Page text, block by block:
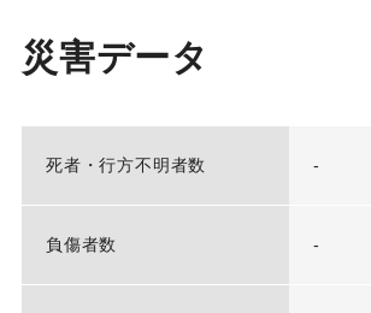
災害データ
死者・行方不明者数 -
負傷者数 -